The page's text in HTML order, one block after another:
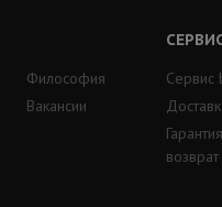
Философия
Вакансии
Сервис
возврат